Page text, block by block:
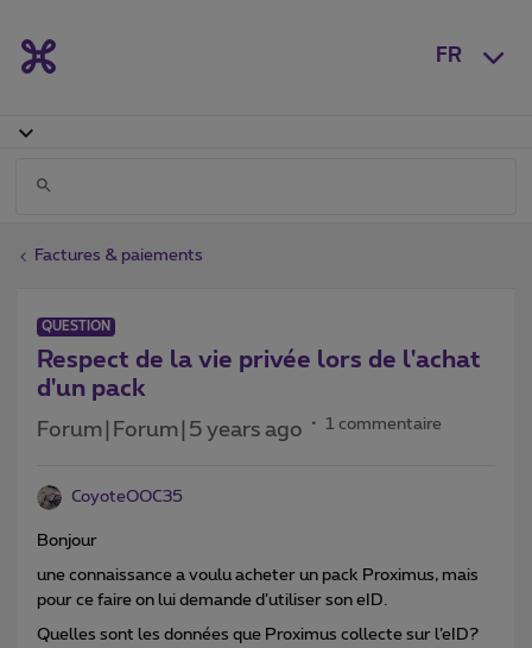
FR
Factures & paiements
QUESTION
Respect de la vie privée lors de l'achat
d'un pack
Forum|Forum|5 years ago 1 commentaire
CoyoteOOC35
Bonjour
une connaissance a voulu acheter un pack Proximus, mais
pour ce faire on lui demande d’utiliser son eID.
Quelles sont les données que Proximus collecte sur l’eID?